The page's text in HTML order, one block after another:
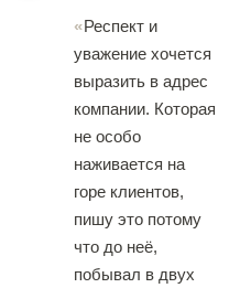
Респект и
уважение хочется
выразить в адрес
компании. Которая
не особо
наживается на
горе клиентов,
пишу это потому
что до неё,
побывал в двух